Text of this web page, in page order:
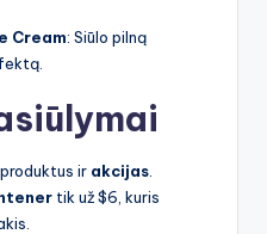
Cream: Siūlo pilną
ir akcijas
tik už $6, kuris